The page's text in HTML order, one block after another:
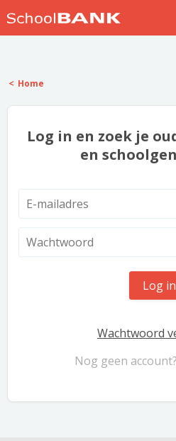
Help
Home
Log in en zoek je
en
Log in
Wachtwoord
Nog geen account?